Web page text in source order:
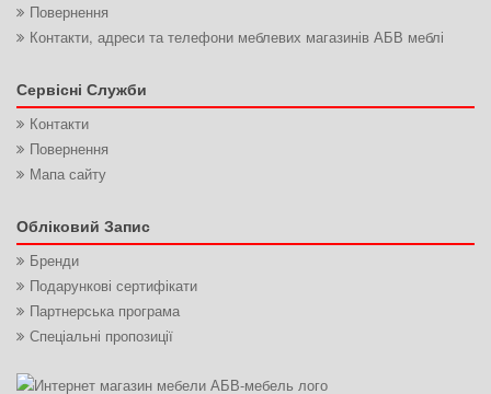
Повернення
Контакти, адреси та телефони меблевих магазинів АБВ меблі
Сервісні Служби
Контакти
Повернення
Мапа сайту
Обліковий Запис
Бренди
Подарункові сертифікати
Партнерська програма
Спеціальні пропозиції